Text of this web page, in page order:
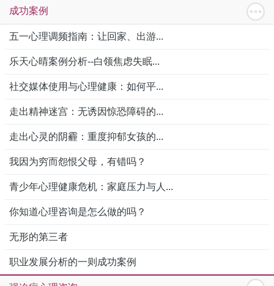
成功案例
五一心理调频指南：让回家、出游...
乐天心晴案例分析--白领焦虑失眠...
社交媒体使用与心理健康：如何平...
走出精神迷宫：无诱因惊恐障碍的...
走出心灵的阴霾：重度抑郁女孩的...
我因为穷而怨恨父母，有错吗？
青少年心理健康危机：家庭压力与人...
你知道心理咨询是怎么做的吗？
无形的第三者
职业发展分析的一则成功案例